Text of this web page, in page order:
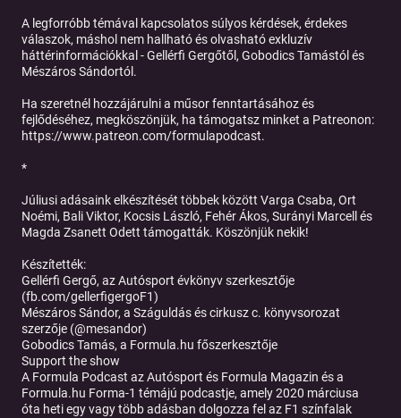
A legforróbb témával kapcsolatos súlyos kérdések, érdekes
válaszok, máshol nem hallható és olvasható exkluzív
háttérinformációkkal - Gellérfi Gergőtől, Gobodics Tamástól és
Mészáros Sándortól.
Ha szeretnél hozzájárulni a műsor fenntartásához és
fejlődéséhez, megköszönjük, ha támogatsz minket a Patreonon:
https://www.patreon.com/formulapodcast.
*
Júliusi adásaink elkészítését többek között Varga Csaba, Ort
Noémi, Bali Viktor, Kocsis László, Fehér Ákos, Surányi Marcell és
Magda Zsanett Odett támogatták. Köszönjük nekik!
Készítették:
Gellérfi Gergő, az Autósport évkönyv szerkesztője
(fb.com/gellerfigergoF1)
Mészáros Sándor, a Száguldás és cirkusz c. könyvsorozat
szerzője (@mesandor)
Gobodics Tamás, a Formula.hu főszerkesztője
Support the show
A Formula Podcast az Autósport és Formula Magazin és a
Formula.hu Forma-1 témájú podcastje, amely 2020 márciusa
óta heti egy vagy több adásban dolgozza fel az F1 színfalak